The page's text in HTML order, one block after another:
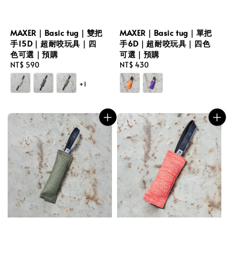
MAXER｜Basic tug｜雙把
手15D｜超耐咬玩具｜四
色可選｜預購
Regular
price
NT$ 590
+1
MAXER｜Basic tug｜單把
手6D｜超耐咬玩具｜四色
可選｜預購
Regular
price
NT$ 430